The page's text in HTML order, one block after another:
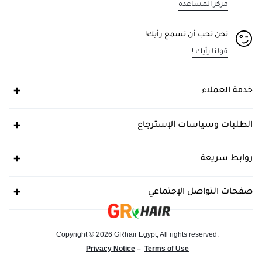
مركز المساعدة
نحن نحب أن نسمع رأيك!
قولنا رأيك !
خدمة العملاء
الطلبات وسياسات الإسترجاع
روابط سريعة
صفحات التواصل الإجتماعي
Copyright © 2026 GRhair Egypt, All rights reserved.
Privacy Notice – Terms of Use